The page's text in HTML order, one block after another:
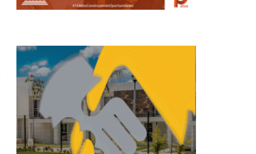
Ejerce Gicsa ganancias de su oferta pública